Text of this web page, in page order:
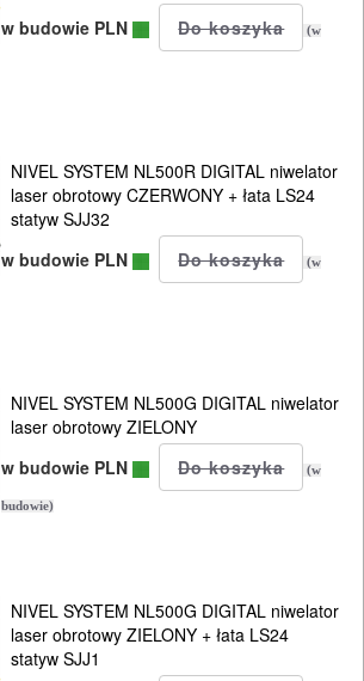
w budowie PLN
(w
NIVEL SYSTEM NL500R DIGITAL niwelator
laser obrotowy CZERWONY + łata LS24
statyw SJJ32
w budowie PLN
(w
NIVEL SYSTEM NL500G DIGITAL niwelator
laser obrotowy ZIELONY
w budowie PLN
(w
budowie)
NIVEL SYSTEM NL500G DIGITAL niwelator
laser obrotowy ZIELONY + łata LS24
statyw SJJ1